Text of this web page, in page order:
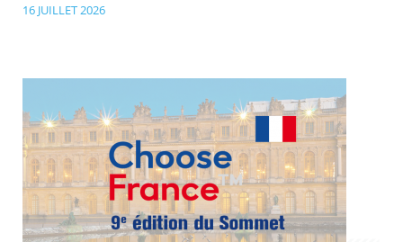
16 JUILLET 2026